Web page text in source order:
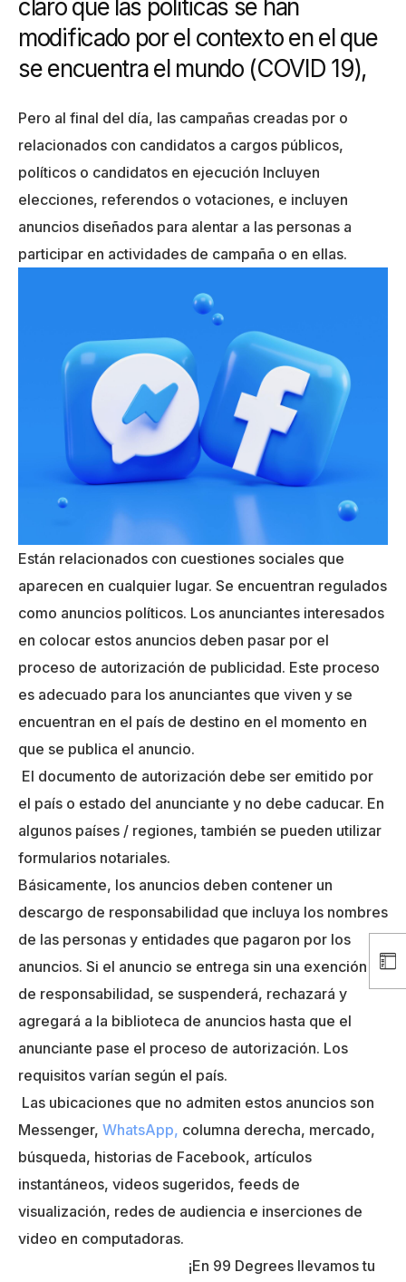
claro que las políticas se han
modificado por el contexto en el que
se encuentra el mundo (COVID 19),
Pero al final del día, las campañas creadas por o
relacionados con candidatos a cargos públicos,
políticos o candidatos en ejecución Incluyen
elecciones, referendos o votaciones, e incluyen
anuncios diseñados para alentar a las personas a
participar en actividades de campaña o en ellas.
Están relacionados con cuestiones sociales que
aparecen en cualquier lugar. Se encuentran regulados
como anuncios políticos. Los anunciantes interesados
en colocar estos anuncios deben pasar por el
proceso de autorización de publicidad. Este proceso
es adecuado para los anunciantes que viven y se
encuentran en el país de destino en el momento en
que se publica el anuncio.
El documento de autorización debe ser emitido por
el país o estado del anunciante y no debe caducar. En
algunos países / regiones, también se pueden utilizar
formularios notariales.
Básicamente, los anuncios deben contener un
descargo de responsabilidad que incluya los nombres
de las personas y entidades que pagaron por los
anuncios. Si el anuncio se entrega sin una exención
de responsabilidad, se suspenderá, rechazará y
agregará a la biblioteca de anuncios hasta que el
anunciante pase el proceso de autorización. Los
requisitos varían según el país.
Las ubicaciones que no admiten estos anuncios son
Messenger, WhatsApp, columna derecha, mercado,
búsqueda, historias de Facebook, artículos
instantáneos, videos sugeridos, feeds de
visualización, redes de audiencia e inserciones de
video en computadoras.
¡En 99 Degrees llevamos tu